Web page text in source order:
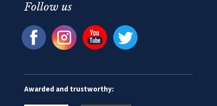
Follow us
Awarded and trustworthy: